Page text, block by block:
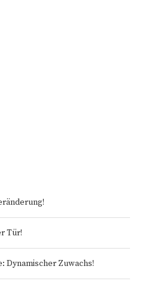
Tür!
Dynamischer Zuwachs!